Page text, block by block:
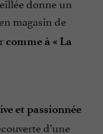
magasin de
comme à « La
et passionnée
d’une